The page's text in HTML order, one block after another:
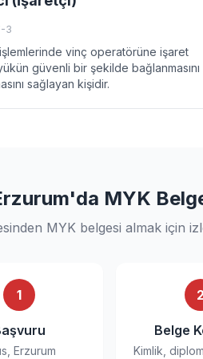
3
işlemlerinde vinç operatörüne işaret
güvenli bir şekilde bağlanmasını
sağlayan kişidir.
MYK
MYK belgesi almak için
1
Erzurum
Belge
Kimlik,